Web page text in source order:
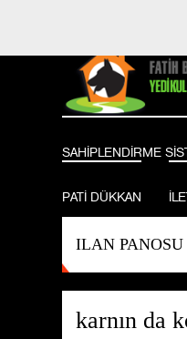
SAHİPLENDİRME
PATİ DÜKKAN
ILAN PANOSU
karnın da